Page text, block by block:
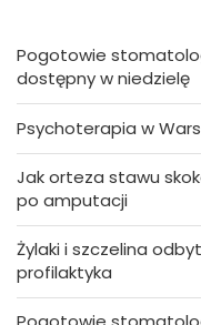
Pogotowie
dostępny w niedzielę
Psychoterapia w
Jak orteza stawu
po amputacji
Żylaki i szczelina
profilaktyka